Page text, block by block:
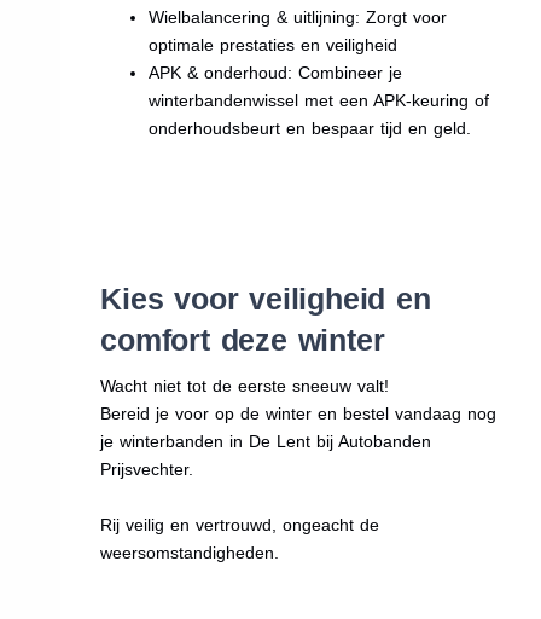
Wielbalancering & uitlijning: Zorgt voor
optimale prestaties en veiligheid
APK & onderhoud: Combineer je
winterbandenwissel met een APK-keuring of
onderhoudsbeurt en bespaar tijd en geld.
Kies voor veiligheid en
comfort deze winter
Wacht niet tot de eerste sneeuw valt!
Bereid je voor op de winter en bestel vandaag nog
je winterbanden in De Lent bij Autobanden
Prijsvechter.
Rij veilig en vertrouwd, ongeacht de
weersomstandigheden.